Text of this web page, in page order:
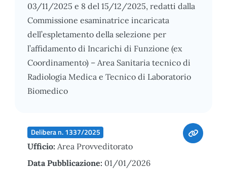
03/11/2025 e 8 del 15/12/2025, redatti dalla
Commissione esaminatrice incaricata
dell’espletamento della selezione per
l’affidamento di Incarichi di Funzione (ex
Coordinamento) – Area Sanitaria tecnico di
Radiologia Medica e Tecnico di Laboratorio
Biomedico
Delibera n. 1337/2025
Ufficio: Area Provveditorato
Data Pubblicazione: 01/01/2026